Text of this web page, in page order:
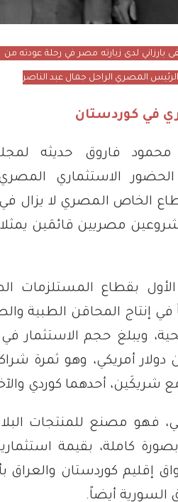
بارزاني لدى زيارته مصر في رحلة عودته من
المصري الراحل جمال عبد الناصر
في كوردستان
فاروق حديثه
الحضور الاستثماري
الخاص المصري لا يزال في
مصريين قائمَين
بقطاع المستلزمات
إنتاج المحاقن الطبية
ويبلغ حجم الاستثمار
أمريكي، وهو ثمرة
شريكَين، أحدهما كوردي
فهو مصنع للمنتجات
كاملة، بقيمة
إقليم كوردستان والعراق
السورية أيضاً.